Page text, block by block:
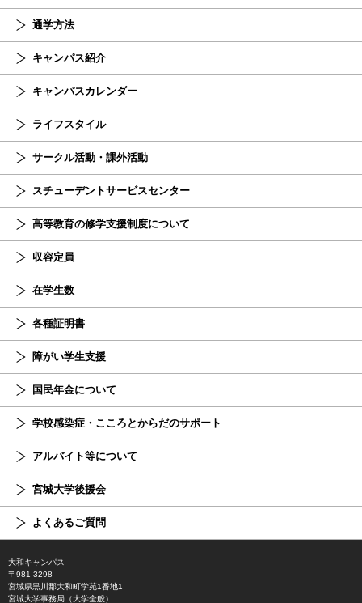
通学方法
キャンパス紹介
キャンパスカレンダー
ライフスタイル
サークル活動・課外活動
スチューデントサービスセンター
高等教育の修学支援制度について
収容定員
在学生数
各種証明書
障がい学生支援
国民年金について
学校感染症・こころとからだのサポート
アルバイト等について
宮城大学後援会
よくあるご質問
大和キャンパス
〒981-3298
宮城県黒川郡大和町学苑1番地1
宮城大学事務局（大学全般）